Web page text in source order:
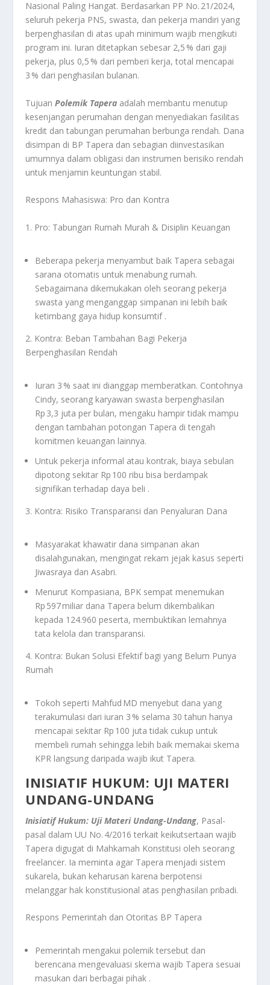
Nasional Paling Hangat. Berdasarkan PP No. 21/2024,
seluruh pekerja PNS, swasta, dan pekerja mandiri yang
berpenghasilan di atas upah minimum wajib mengikuti
program ini. Iuran ditetapkan sebesar 2,5 % dari gaji
pekerja, plus 0,5 % dari pemberi kerja, total mencapai
3 % dari penghasilan bulanan.
TujuanPolemik Tapera adalah membantu menutup
kesenjangan perumahan dengan menyediakan fasilitas
kredit dan tabungan perumahan berbunga rendah. Dana
disimpan di BP Tapera dan sebagian diinvestasikan
umumnya dalam obligasi dan instrumen berisiko rendah
untuk menjamin keuntungan stabil.
Respons Mahasiswa: Pro dan Kontra
1. Pro: Tabungan Rumah Murah & Disiplin Keuangan
Beberapa pekerja menyambut baik Tapera sebagai
sarana otomatis untuk menabung rumah.
Sebagaimana dikemukakan oleh seorang pekerja
swasta yang menganggap simpanan ini lebih baik
ketimbang gaya hidup konsumtif.
2. Kontra: Beban Tambahan Bagi Pekerja
Berpenghasilan Rendah
Iuran 3 % saat ini dianggap memberatkan. Contohnya
Cindy, seorang karyawan swasta berpenghasilan
Rp 3,3 juta per bulan, mengaku hampir tidak mampu
dengan tambahan potongan Tapera di tengah
komitmen keuangan lainnya.
Untuk pekerja informal atau kontrak, biaya sebulan
dipotong sekitar Rp 100 ribu bisa berdampak
signifikan terhadap daya beli .
3. Kontra: Risiko Transparansi dan Penyaluran Dana
Masyarakat khawatir dana simpanan akan
disalahgunakan, mengingat rekam jejak kasus seperti
Jiwasraya dan Asabri.
Menurut Kompasiana, BPK sempat menemukan
Rp 597 miliar dana Tapera belum dikembalikan
kepada 124.960 peserta, membuktikan lemahnya
tata kelola dan transparansi.
4. Kontra: Bukan Solusi Efektif bagi yang Belum Punya
Rumah
Tokoh seperti Mahfud MD menyebut dana yang
terakumulasi dari iuran 3 % selama 30 tahun hanya
mencapai sekitar Rp 100 juta tidak cukup untuk
membeli rumah sehingga lebih baik memakai skema
KPR langsung daripada wajib ikut Tapera.
INISIATIF HUKUM: UJI MATERI
UNDANG-UNDANG
Inisiatif Hukum: Uji Materi Undang-Undang, Pasal-
pasal dalam UU No. 4/2016 terkait keikutsertaan wajib
Tapera digugat di Mahkamah Konstitusi oleh seorang
freelancer. Ia meminta agar Tapera menjadi sistem
sukarela, bukan keharusan karena berpotensi
melanggar hak konstitusional atas penghasilan pribadi.
Respons Pemerintah dan Otoritas BP Tapera
Pemerintah mengakui polemik tersebut dan
berencana mengevaluasi skema wajib Tapera sesuai
masukan dari berbagai pihak .